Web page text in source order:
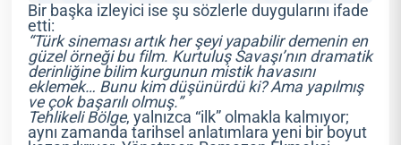
Bir başka izleyici ise şu sözlerle duygularını ifade
etti:
“Türk sineması artık her şeyi yapabilir demenin en
güzel örneği bu film. Kurtuluş Savaşı’nın dramatik
derinliğine bilim kurgunun mistik havasını
eklemek… Bunu kim düşünürdü ki? Ama yapılmış
ve çok başarılı olmuş.”
Tehlikeli Bölge, yalnızca “ilk” olmakla kalmıyor;
aynı zamanda tarihsel anlatımlara yeni bir boyut